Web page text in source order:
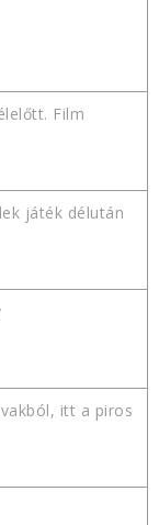
Film
játék délután
itt a piros